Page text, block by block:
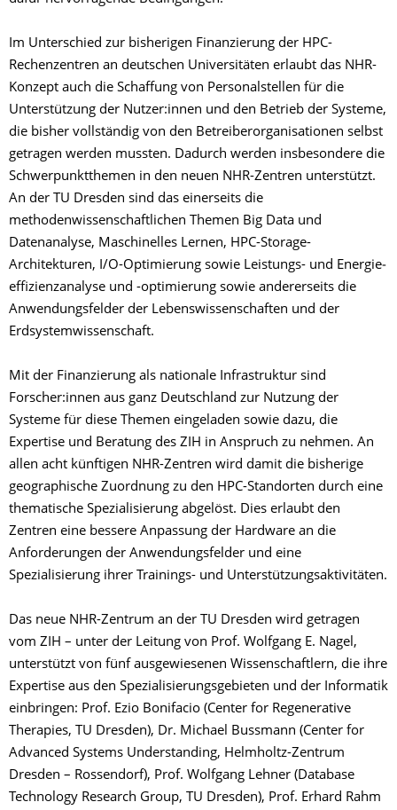
Im Unterschied zur bisherigen Finanzierung der HPC-
Rechenzentren an deutschen Universitäten erlaubt das NHR-
Konzept auch die Schaffung von Personalstellen für die
Unterstützung der Nutzer:innen und den Betrieb der Systeme,
die bisher vollständig von den Betreiberorganisationen selbst
getragen werden mussten. Dadurch werden insbesondere die
Schwerpunktthemen in den neuen NHR-Zentren unterstützt.
An der TU Dresden sind das einerseits die
methodenwissenschaftlichen Themen Big Data und
Datenanalyse, Maschinelles Lernen, HPC-Storage-
Architekturen, I/O-Optimierung sowie Leistungs- und Energie­
effizienzanalyse und -optimierung sowie andererseits die
Anwendungsfelder der Lebenswissenschaften und der
Erdsystemwissenschaft.
Mit der Finanzierung als nationale Infrastruktur sind
Forscher:innen aus ganz Deutschland zur Nutzung der
Systeme für diese Themen eingeladen sowie dazu, die
Expertise und Beratung des ZIH in Anspruch zu nehmen. An
allen acht künftigen NHR-Zentren wird damit die bisherige
geographische Zuordnung zu den HPC-Standorten durch eine
thematische Spezialisierung abgelöst. Dies erlaubt den
Zentren eine bessere Anpassung der Hardware an die
Anforderungen der Anwendungsfelder und eine
Spezialisierung ihrer Trainings- und Unterstützungsaktivitäten.
Das neue NHR-Zentrum an der TU Dresden wird getragen
vom ZIH – unter der Leitung von Prof. Wolfgang E. Nagel,
unterstützt von fünf ausgewiesenen Wissenschaftlern, die ihre
Expertise aus den Spezialisierungsgebieten und der Informatik
einbringen: Prof. Ezio Bonifacio (Center for Regenerative
Therapies, TU Dresden), Dr. Michael Bussmann (Center for
Advanced Systems Understanding, Helmholtz-Zentrum
Dresden – Rossendorf), Prof. Wolfgang Lehner (Database
Technology Research Group, TU Dresden), Prof. Erhard Rahm